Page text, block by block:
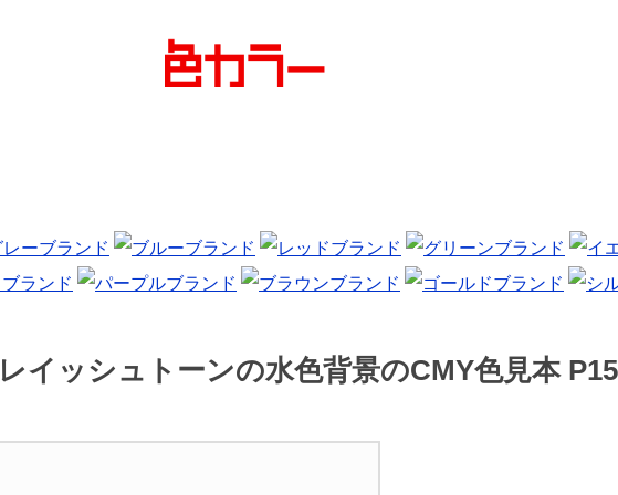
イッシュトーンの水色背景のCMY色見本 P15